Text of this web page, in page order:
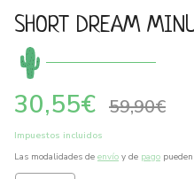
SHORT DREAM
30,55€ 59,90€
Impuestos incluidos
Las modalidades de envío y de pago